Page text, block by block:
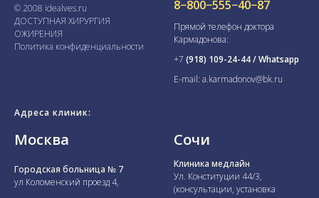
Чтобы понять подходит ли вам
операция, нам нужно понимать
состояние вашего здоровья.